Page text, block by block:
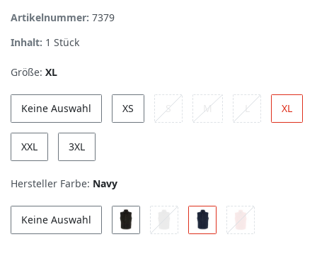
Artikelnummer: 7379
Inhalt: 1 Stück
Größe: XL
Keine Auswahl XS S M L XL
XXL 3XL
Hersteller Farbe: Navy
Keine Auswahl